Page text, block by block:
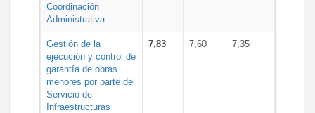
Coordinación
Administrativa
Gestión de la
ejecución y control de
garantía de obras
menores por parte del
Servicio de
Infraestructuras
7,83 7,60 7,35